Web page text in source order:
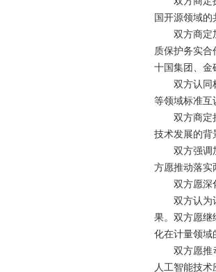
国开源领域的
双方商定
质保护务实
十国集团、金
双方认同
等领域标准互
双方商定
技术发展的背
双方强调
方愿推动落实
双方愿深
双方认为
果。双方愿继
化在计量领域
双方愿推
人工智能技术